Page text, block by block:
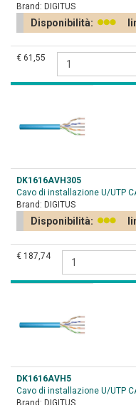
Brand: DIGITUS
Disponibilità:
€ 61,55
DK1616AVH305
Cavo di installazione U/UTP
Brand: DIGITUS
Disponibilità:
€ 187,74
DK1616AVH5
Cavo di installazione U/UTP
Brand: DIGITUS